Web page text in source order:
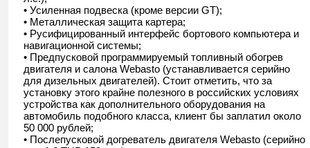
• Усиленная подвеска (кроме версии GT);
• Металлическая защита картера;
• Русифицированный интерфейс бортового компьютера и
навигационной системы;
• Предпусковой программируемый топливный обогрев
двигателя и салона Webasto (устанавливается серийно
для дизельных двигателей). Стоит отметить, что за
установку этого крайне полезного в российских условиях
устройства как дополнительного оборудования на
автомобиль подобного класса, клиент бы заплатил около
50 000 рублей;
• Послепусковой догреватель двигателя Webasto (серийно